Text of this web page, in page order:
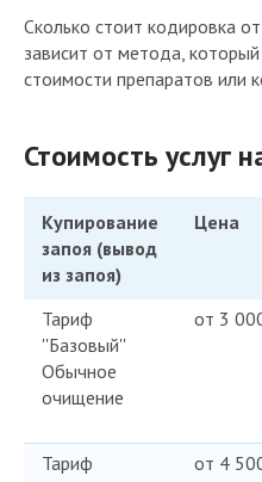
Сколько стоит кодировка
зависит от метода,
стоимости препаратов или
Стоимость услуг
Купирование
запоя (вывод
из запоя)
Цена
Тариф
''Базовый''
Обычное
очищение
от 3
Тариф
от 4